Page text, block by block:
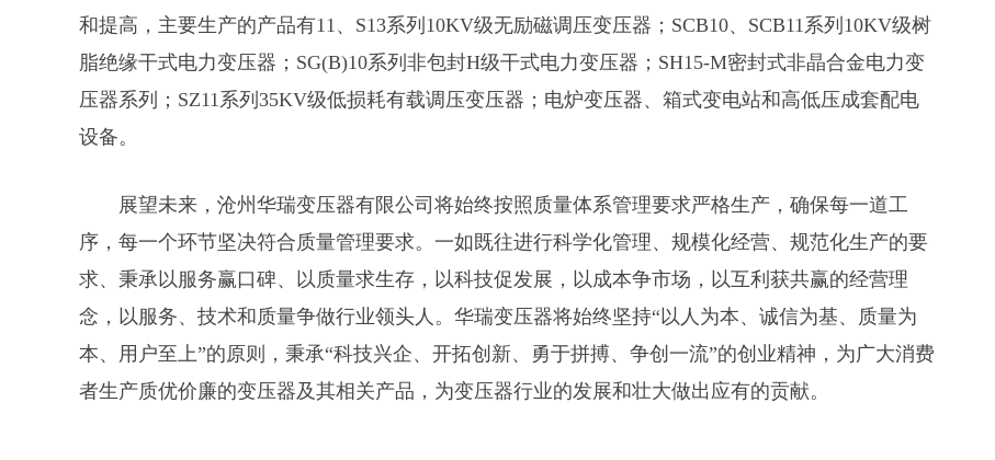
和提高，主要生产的产品有11、S13系列10KV级无励磁调压变压器；SCB10、SCB11系列10KV级树
脂绝缘干式电力变压器；SG(B)10系列非包封H级干式电力变压器；SH15-M密封式非晶合金电力变
压器系列；SZ11系列35KV级低损耗有载调压变压器；电炉变压器、箱式变电站和高低压成套配电
设备。
展望未来，沧州华瑞变压器有限公司将始终按照质量体系管理要求严格生产，确保每一道工
序，每一个环节坚决符合质量管理要求。一如既往进行科学化管理、规模化经营、规范化生产的要
求、秉承以服务赢口碑、以质量求生存，以科技促发展，以成本争市场，以互利获共赢的经营理
念，以服务、技术和质量争做行业领头人。华瑞变压器将始终坚持“以人为本、诚信为基、质量为
本、用户至上”的原则，秉承“科技兴企、开拓创新、勇于拼搏、争创一流”的创业精神，为广大消费
者生产质优价廉的变压器及其相关产品，为变压器行业的发展和壮大做出应有的贡献。